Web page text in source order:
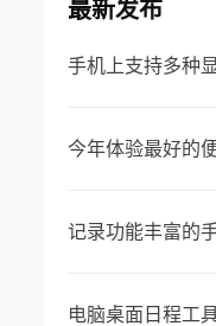
最新发布
手机上支持多种
今年体验最好的
记录功能丰富的
电脑桌面日程工